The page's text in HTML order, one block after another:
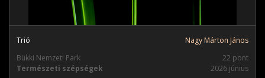
Trió
Nagy Márton János
Bükki Nemzeti Park
22 pont
Természeti szépségek
2026.június